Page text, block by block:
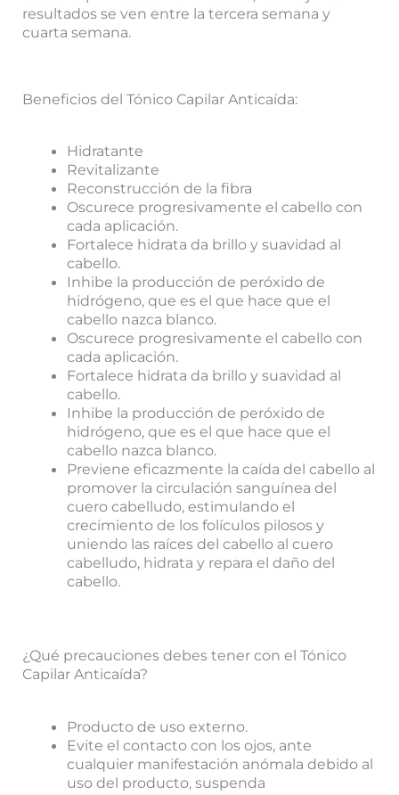
resultados se ven entre la tercera semana y
cuarta semana.
Beneficios del Tónico Capilar Anticaída:
Hidratante
Revitalizante
Reconstrucción de la fibra
Oscurece progresivamente el cabello con
cada aplicación.
Fortalece hidrata da brillo y suavidad al
cabello.
Inhibe la producción de peróxido de
hidrógeno, que es el que hace que el
cabello nazca blanco.
Oscurece progresivamente el cabello con
cada aplicación.
Fortalece hidrata da brillo y suavidad al
cabello.
Inhibe la producción de peróxido de
hidrógeno, que es el que hace que el
cabello nazca blanco.
Previene eficazmente la caída del cabello al
promover la circulación sanguínea del
cuero cabelludo, estimulando el
crecimiento de los folículos pilosos y
uniendo las raíces del cabello al cuero
cabelludo, hidrata y repara el daño del
cabello.
¿Qué precauciones debes tener con el Tónico
Capilar Anticaída?
Producto de uso externo.
Evite el contacto con los ojos, ante
cualquier manifestación anómala debido al
uso del producto, suspenda